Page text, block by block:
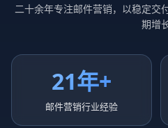
二十余年专注邮件营销，以稳定交
期增
21年+
邮件营销行业经验